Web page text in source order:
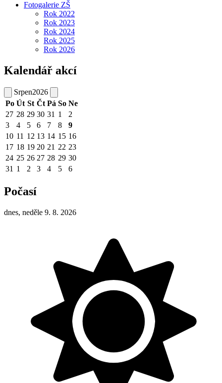
Fotogalerie ZŠ
Rok 2022
Rok 2023
Rok 2024
Rok 2025
Rok 2026
Kalendář akcí
Srpen2026
Po Út St Čt Pá So Ne
27 28 29 30 31 1
2
3
4 5 6 7 8
9
10 11 12 13 14 15 16
17 18 19 20 21 22 23
24 25 26 27 28 29 30
31 1 2 3 4 5 6
Počasí
dnes, neděle 9. 8. 2026